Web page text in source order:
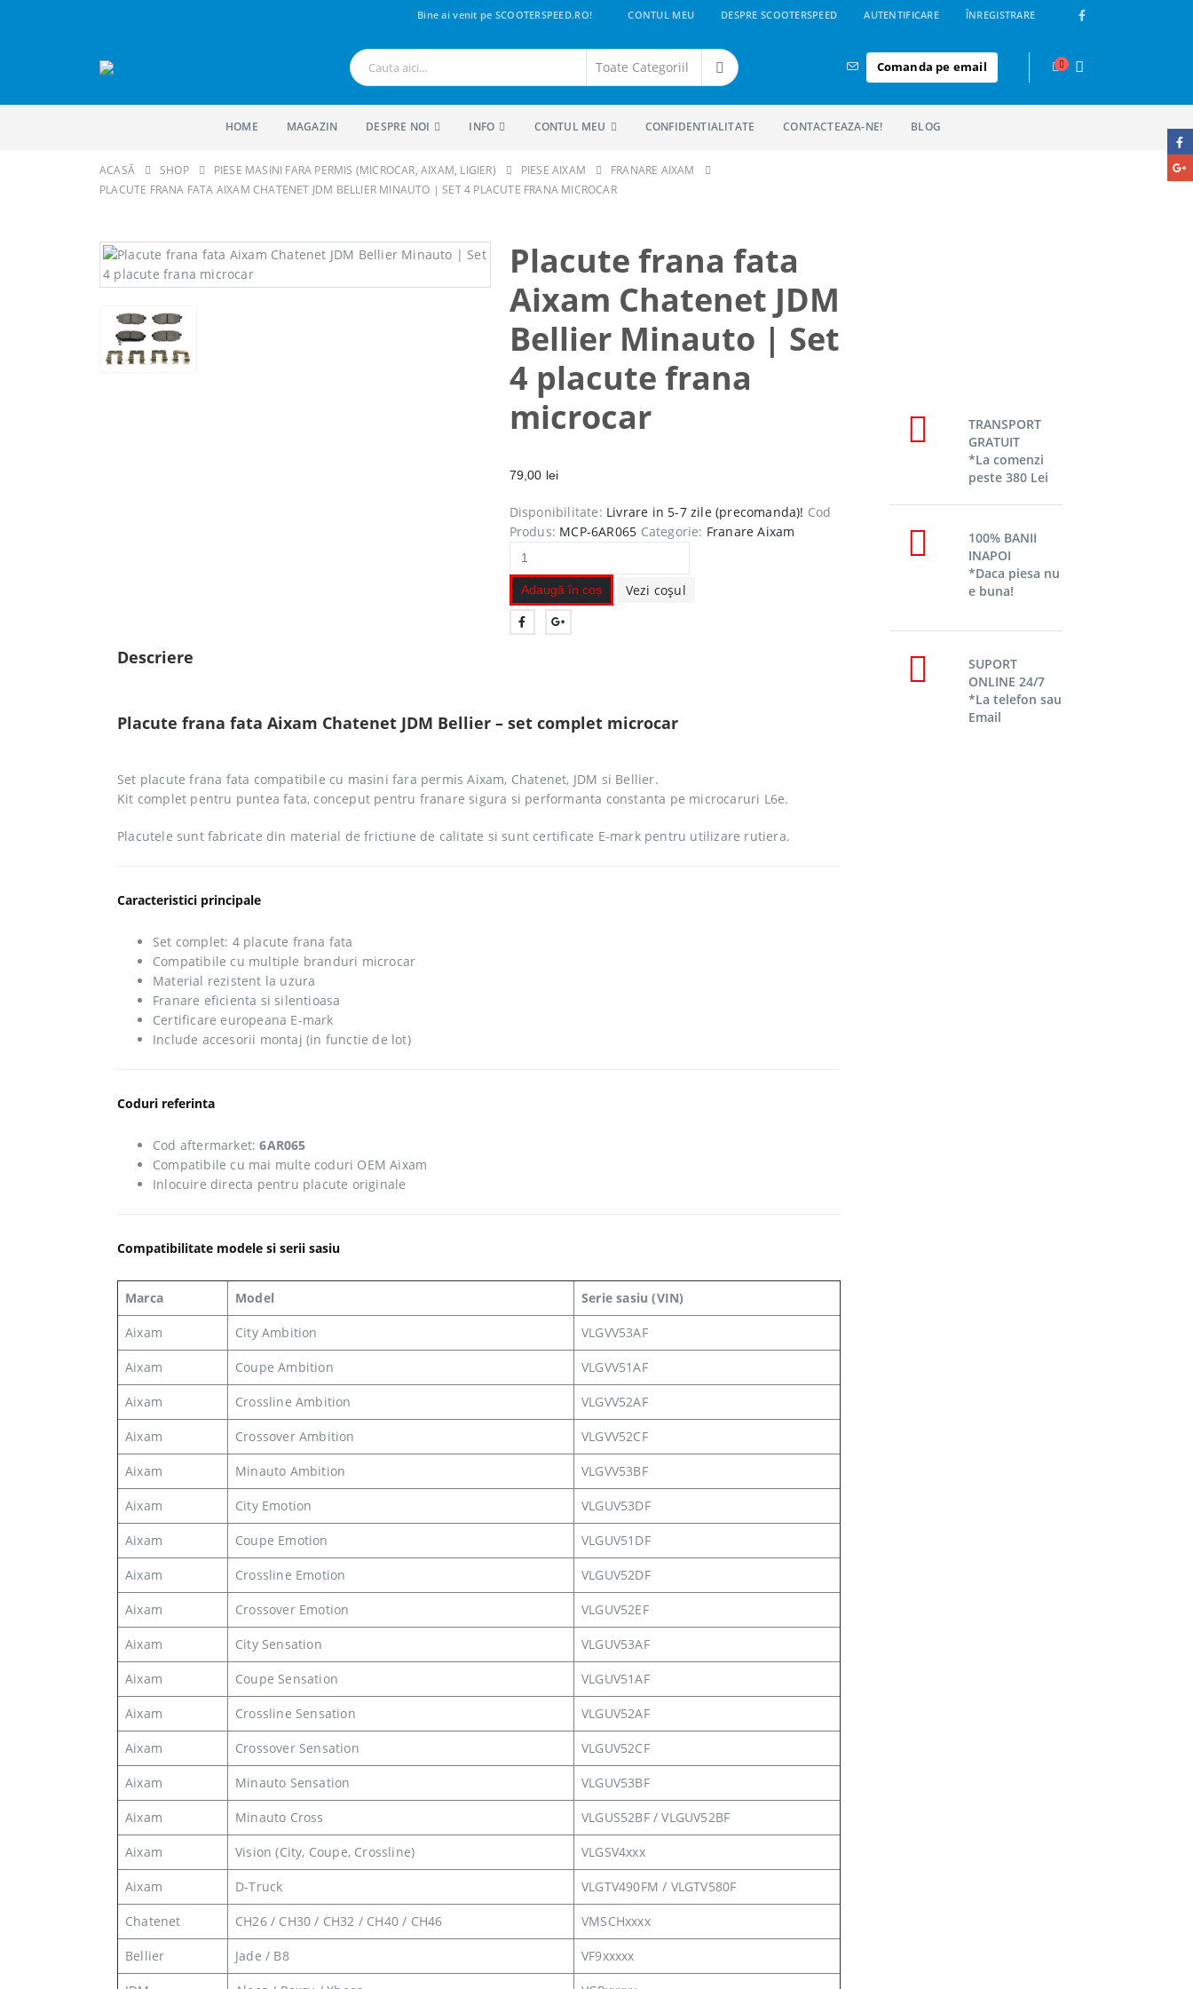
Bine ai venit pe SCOOTERSPEED.RO! CONTUL MEU DESPRE SCOOTERSPEED AUTENTIFICARE ÎNREGISTRARE
Comanda pe email
HOME MAGAZIN DESPRE NOI INFO CONTUL MEU CONFIDENTIALITATE CONTACTEAZA-NE! BLOG
ACASĂ SHOP PIESE MASINI FARA PERMIS (MICROCAR, AIXAM, LIGIER) PIESE AIXAM
FRANARE AIXAM
PLACUTE FRANA FATA AIXAM CHATENET JDM BELLIER MINAUTO | SET 4 PLACUTE FRANA MICROCAR
Placute frana fata
Aixam Chatenet JDM
Bellier Minauto | Set
4 placute frana
microcar
79,00 lei
Disponibilitate: Livrare in 5-7 zile (precomanda)! Cod
Produs: MCP-6AR065 Categorie: Franare Aixam
Adaugă în coș Vezi coșul
Descriere
Placute frana fata Aixam Chatenet JDM Bellier – set complet microcar
Set placute frana fata compatibile cu masini fara permis Aixam, Chatenet, JDM si Bellier.
Kit complet pentru puntea fata, conceput pentru franare sigura si performanta constanta pe microcaruri L6e.
Placutele sunt fabricate din material de frictiune de calitate si sunt certificate E-mark pentru utilizare rutiera.
Caracteristici principale
Set complet: 4 placute frana fata
Compatibile cu multiple branduri microcar
Material rezistent la uzura
Franare eficienta si silentioasa
Certificare europeana E-mark
Include accesorii montaj (in functie de lot)
Coduri referinta
Cod aftermarket:6AR065
Compatibile cu mai multe coduri OEM Aixam
Inlocuire directa pentru placute originale
Compatibilitate modele si serii sasiu
Marca Model Serie sasiu (VIN)
Aixam City Ambition VLGVV53AF
Aixam Coupe Ambition VLGVV51AF
Aixam Crossline Ambition VLGVV52AF
Aixam Crossover Ambition VLGVV52CF
Aixam Minauto Ambition VLGVV53BF
Aixam City Emotion VLGUV53DF
Aixam Coupe Emotion VLGUV51DF
Aixam Crossline Emotion VLGUV52DF
Aixam Crossover Emotion VLGUV52EF
Aixam City Sensation VLGUV53AF
Aixam Coupe Sensation VLGUV51AF
Aixam Crossline Sensation VLGUV52AF
Aixam Crossover Sensation VLGUV52CF
Aixam Minauto Sensation VLGUV53BF
Aixam Minauto Cross VLGUS52BF / VLGUV52BF
Aixam Vision (City, Coupe, Crossline) VLGSV4xxx
Aixam D-Truck VLGTV490FM / VLGTV580F
Chatenet CH26 / CH30 / CH32 / CH40 / CH46 VMSCHxxxx
Bellier Jade / B8 VF9xxxxx
TRANSPORT
GRATUIT
*La comenzi
peste 380 Lei
100% BANII
INAPOI
*Daca piesa nu
e buna!
SUPORT
ONLINE 24/7
*La telefon sau
Email